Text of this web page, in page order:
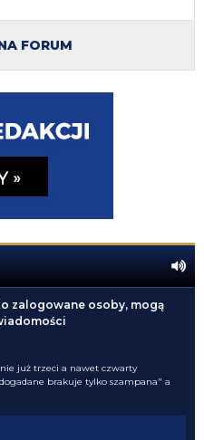
FORUM
zalogowane osoby, mogą
już trzeci a nawet czwarty
brakuje tylko szampana" a